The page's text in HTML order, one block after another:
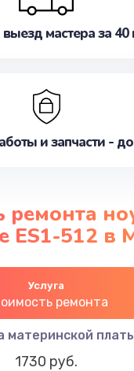
мастера за 40
и запчасти -
ремонта
ES1-512 в
Услуга
ремонта
материнской
1730 руб.